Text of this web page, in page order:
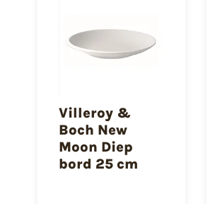
Villeroy &
Boch New
Moon Diep
bord 25 cm